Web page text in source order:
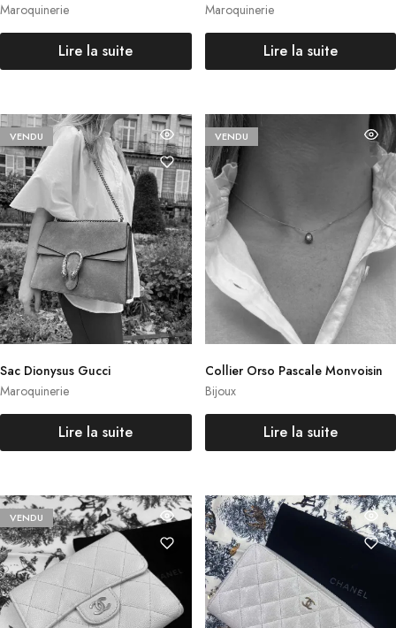
Maroquinerie
Lire la suite
Maroquinerie
Lire la suite
VENDU
Maroquinerie
Sac Dionysus Gucci
Lire la suite
VENDU
Bijoux
Collier Orso Pascale Monvoisin
Lire la suite
VENDU